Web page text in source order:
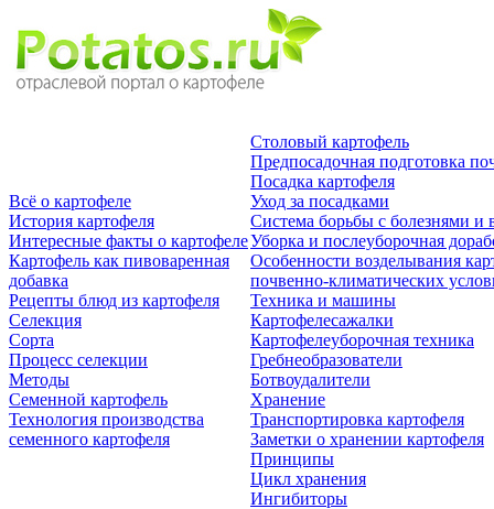
Всё о картофеле
История картофеля
Интересные факты о картофеле
Картофель как пивоваренная
добавка
Рецепты блюд из картофеля
Селекция
Сорта
Процесс селекции
Методы
Семенной картофель
Технология производства
семенного картофеля
Столовый картофель
Предпосадочная подготовка
Посадка картофеля
Уход за посадками
Система борьбы с болезнями и
Уборка и послеуборочная
Особенности возделывания
почвенно-климатических
Техника и машины
Картофелесажалки
Картофелеуборочная техника
Гребнеобразователи
Ботвоудалители
Хранение
Транспортировка картофеля
Заметки о хранении картофеля
Принципы
Цикл хранения
Ингибиторы